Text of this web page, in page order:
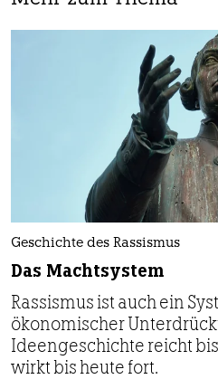
Geschichte des Rassismus
Das Machtsystem
Rassismus ist auch ein
ökonomischer
Ideengeschichte reicht
wirkt bis heute fort.